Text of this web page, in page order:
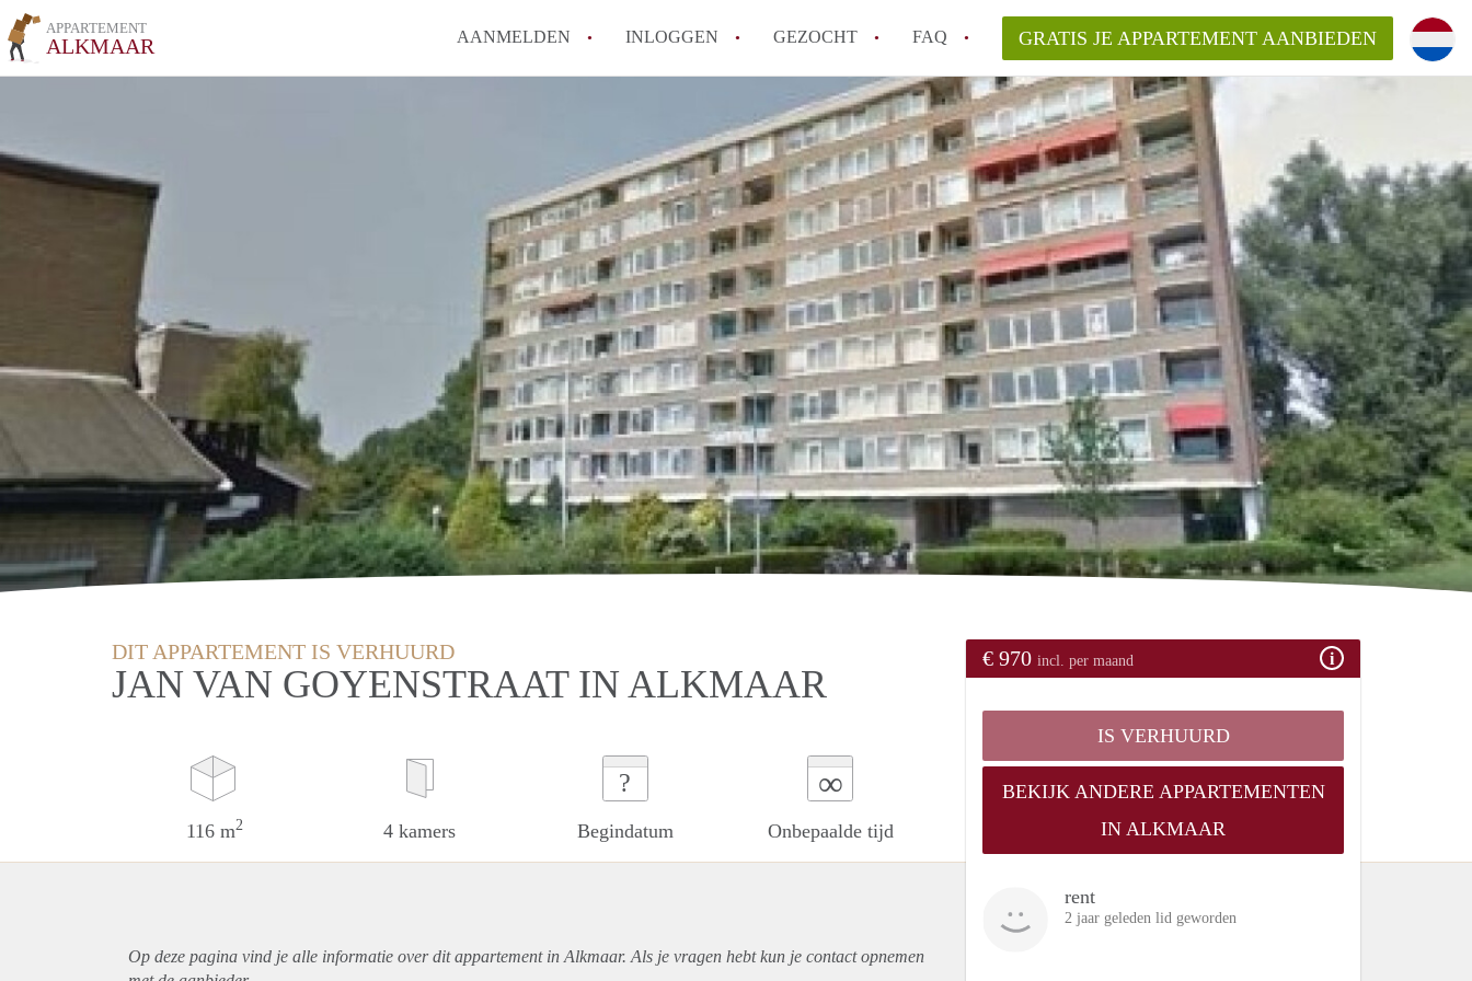
APPARTEMENT
ALKMAAR AANMELDEN INLOGGEN GEZOCHT FAQ
Tips: om in Alkmaar een appartement te vinden!
How to translate AppartementAlkmaar!
Wat is AppartementAlkmaar?
Wat is de privacyverklaring van AppartementAlkmaar?
Berekent AppartementAlkmaar
makelaarsvergoeding/bemiddelingsvergoeding?
Alle veelgestelde vragen
GRATIS JE APPARTEMENT AANBIEDEN
DIT APPARTEMENT IS VERHUURD
JAN VAN GOYENSTRAAT IN ALKMAAR
116 m2 4 kamers
?
Begindatum
∞
Onbepaalde tijd
€ 970 incl. per maand
IS VERHUURD
BEKIJK ANDERE APPARTEMENTEN
IN ALKMAAR
rent
2 jaar geleden lid geworden
Op deze pagina vind je alle informatie over ditappartementin Alkmaar. Als je vragen hebt kun je contact opnemen